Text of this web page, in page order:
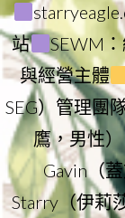
站
SEWM
與經營主體
SEG）管理團
鷹，男性）
Gavin（
Starry（伊莉